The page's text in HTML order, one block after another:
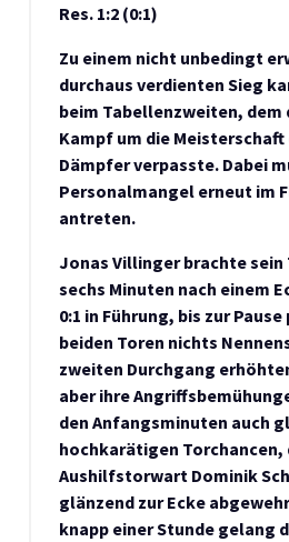
Res. 1:2 (0:1)
Zu einem nicht unbedingt
durchaus verdienten Sieg
beim Tabellenzweiten, dem
Kampf um die
Dämpfer verpasste. Dabei
Personalmangel erneut im
antreten.
Jonas Villinger brachte sein
sechs Minuten nach einem
0:1 in Führung, bis zur
beiden Toren nichts
zweiten Durchgang
aber ihre
den Anfangsminuten auch
hochkarätigen Torchancen,
Aushilfstorwart Dominik
glänzend zur Ecke
knapp einer Stunde gelang